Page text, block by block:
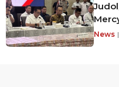
News